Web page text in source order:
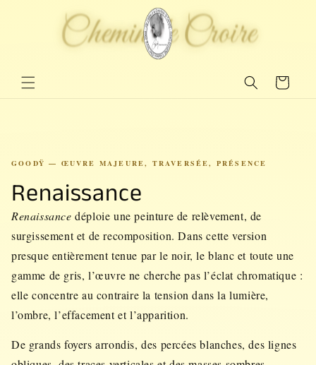
contenidoChemin de Croire
Chemin de Croire
Carrito
GOODŸ — ŒUVRE MAJEURE, TRAVERSÉE, PRÉSENCE
Renaissance
Renaissance déploie une peinture de relèvement, de
surgissement et de recomposition. Dans cette version
presque entièrement tenue par le noir, le blanc et toute une
gamme de gris, l’œuvre ne cherche pas l’éclat chromatique :
elle concentre au contraire la tension dans la lumière,
l’ombre, l’effacement et l’apparition.
De grands foyers arrondis, des percées blanches, des lignes